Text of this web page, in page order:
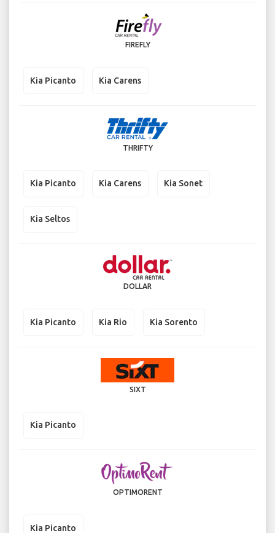
FIREFLY
Kia Picanto Kia Carens
THRIFTY
Kia Picanto Kia Carens Kia Sonet
Kia Seltos
DOLLAR
Kia Picanto Kia Rio Kia Sorento
SIXT
Kia Picanto
OPTIMORENT
Kia Picanto